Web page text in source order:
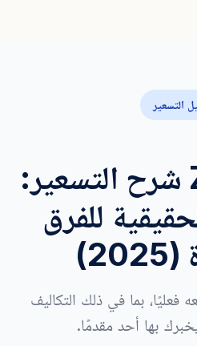
التسعير
Zoho One شرح التسعير:
للفرق
بما في ذلك التكاليف
بها أحد مقدمًا.